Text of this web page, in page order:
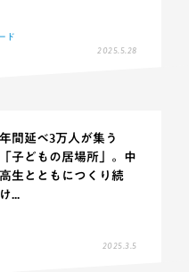
ド
2025.5.28
年間延べ3万人が集う
「子どもの居場所」。中
高生とともにつくり続
け...
2025.3.5